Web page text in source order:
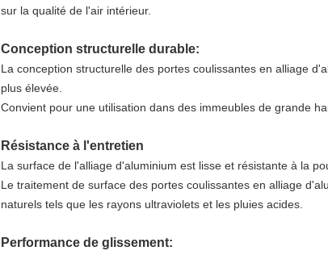
sur la qualité de l'air intérieur.
Conception structurelle durable:
La conception structurelle des portes coulissantes en alliage
plus élevée.
Convient pour une utilisation dans des immeubles de grande
Résistance à l'entretien
La surface de l'alliage d'aluminium est lisse et résistante à la
Le traitement de surface des portes coulissantes en alliage
naturels tels que les rayons ultraviolets et les pluies acides.
Performance de glissement: